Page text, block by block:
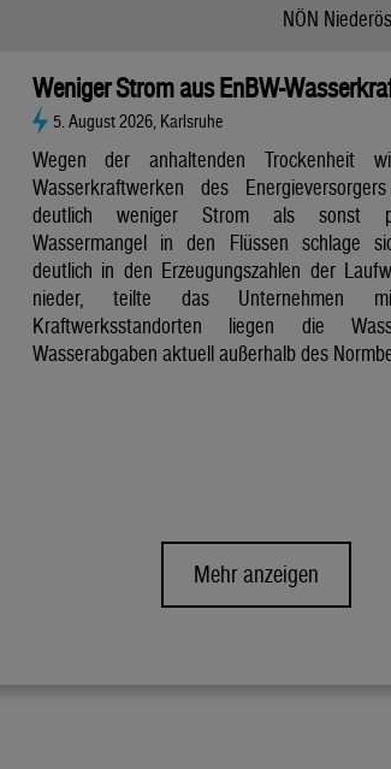
NÖN
Weniger Strom aus EnBW-
5. August 2026, Karlsruhe
Wegen der anhaltenden Trockenheit
Wasserkraftwerken des
deutlich weniger Strom als sonst
Wassermangel in den Flüssen schlage
deutlich in den Erzeugungszahlen der
nieder, teilte das Unternehmen
Kraftwerksstandorten liegen die
Wasserabgaben aktuell außerhalb des
Mehr anzeigen